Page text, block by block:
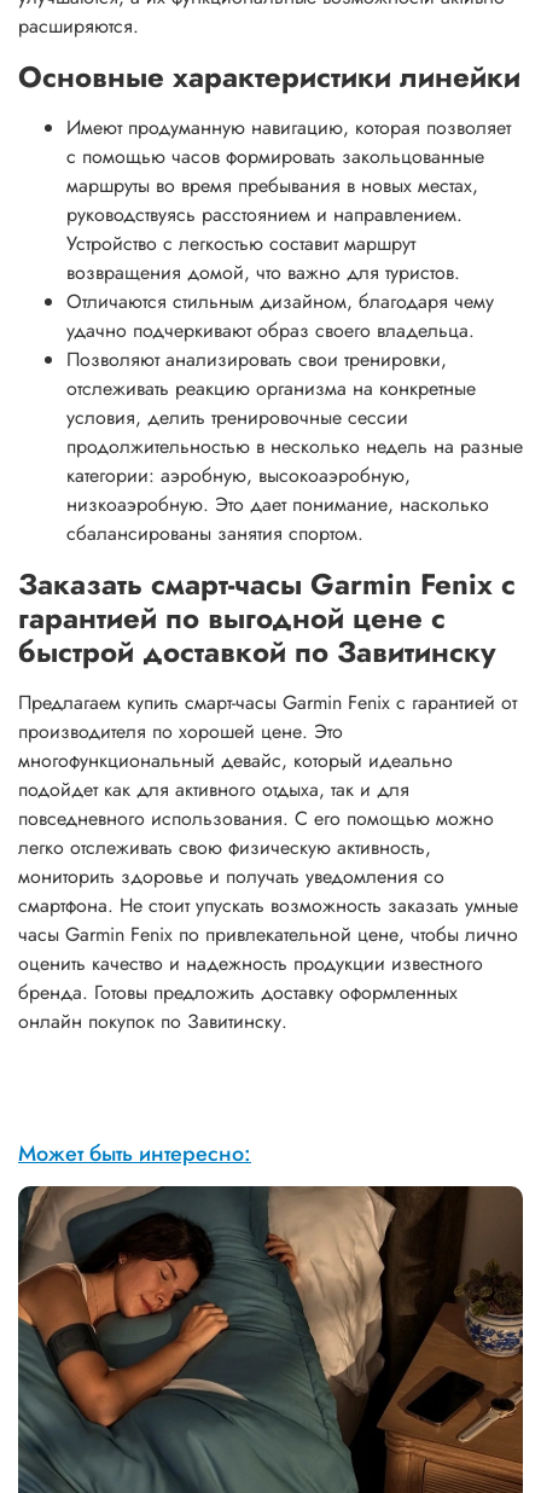
расширяются.
Основные характеристики линейки
Имеют продуманную навигацию, которая позволяет
с помощью часов формировать закольцованные
маршруты во время пребывания в новых местах,
руководствуясь расстоянием и направлением.
Устройство с легкостью составит маршрут
возвращения домой, что важно для туристов.
Отличаются стильным дизайном, благодаря чему
удачно подчеркивают образ своего владельца.
Позволяют анализировать свои тренировки,
отслеживать реакцию организма на конкретные
условия, делить тренировочные сессии
продолжительностью в несколько недель на разные
категории: аэробную, высокоаэробную,
низкоаэробную. Это дает понимание, насколько
сбалансированы занятия спортом.
Заказать смарт-часы Garmin Fenix с
гарантией по выгодной цене с
быстрой доставкой по Завитинску
Предлагаем купить смарт-часы Garmin Fenix с гарантией от
производителя по хорошей цене. Это
многофункциональный девайс, который идеально
подойдет как для активного отдыха, так и для
повседневного использования. С его помощью можно
легко отслеживать свою физическую активность,
мониторить здоровье и получать уведомления со
смартфона. Не стоит упускать возможность заказать умные
часы Garmin Fenix по привлекательной цене, чтобы лично
оценить качество и надежность продукции известного
бренда. Готовы предложить доставку оформленных
онлайн покупок по Завитинску.
Может быть интересно: